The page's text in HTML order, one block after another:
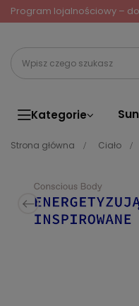
Program lojalnościowy –
Kategorie
Strona główna Ciało